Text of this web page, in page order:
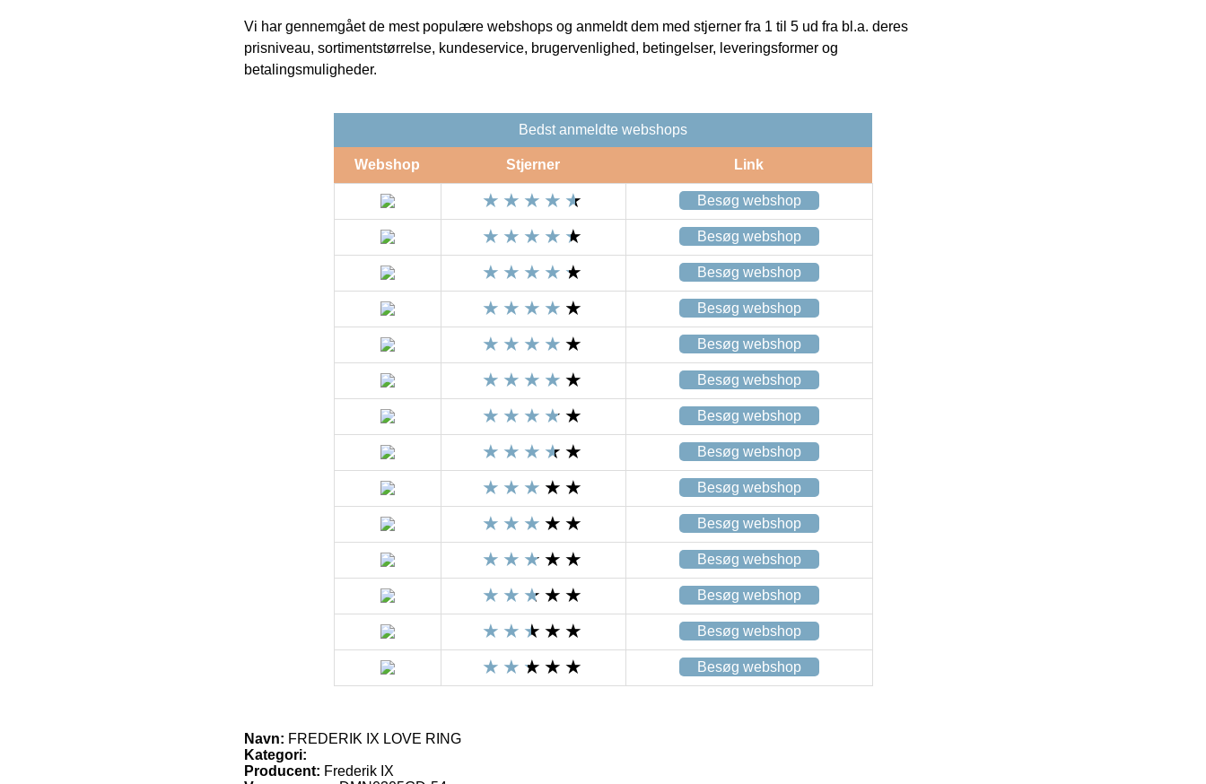
Vi har gennemgået de mest populære webshops og anmeldt dem med stjerner fra 1 til 5 ud fra bl.a. deres
prisniveau, sortimentstørrelse, kundeservice, brugervenlighed, betingelser, leveringsformer og
betalingsmuligheder.
Bedst anmeldte webshops
Webshop Stjerner Link
Besøg webshop
Besøg webshop
Besøg webshop
Besøg webshop
Besøg webshop
Besøg webshop
Besøg webshop
Besøg webshop
Besøg webshop
Besøg webshop
Besøg webshop
Besøg webshop
Besøg webshop
Besøg webshop
Navn: FREDERIK IX LOVE RING
Kategori:
Producent: Frederik IX